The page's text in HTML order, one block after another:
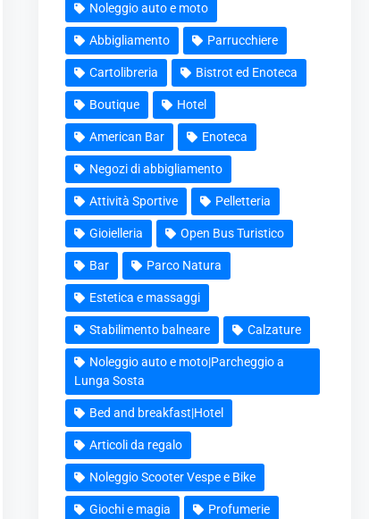
Noleggio auto e moto
Abbigliamento Parrucchiere
Cartolibreria Bistrot ed Enoteca
Boutique Hotel
American Bar Enoteca
Negozi di abbigliamento
Attività Sportive Pelletteria
Gioielleria Open Bus Turistico
Bar Parco Natura
Estetica e massaggi
Stabilimento balneare Calzature
Noleggio auto e moto|Parcheggio a
Lunga Sosta
Bed and breakfast|Hotel
Articoli da regalo
Noleggio Scooter Vespe e Bike
Giochi e magia Profumerie